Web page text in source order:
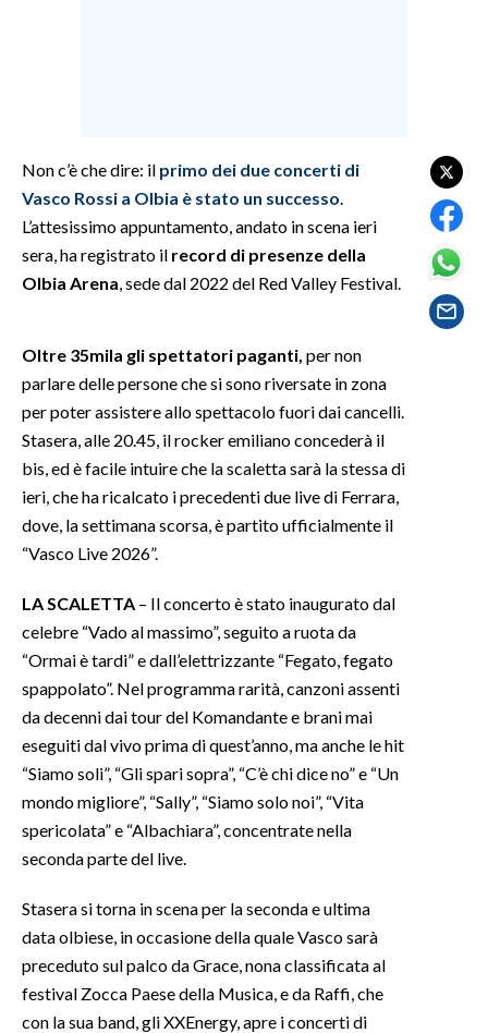
SPETTACOLI
GOSSIP
SALUTE
SARDI NEL MONDO
NOTIZIE
EVENTI
#CARAUNIONE
3 MINUTI CON
INSULARITÀ
INFO AZIENDE
ABBONATI
NECROLOGI
PUBBLICITÀ
SPIAGGE
STORE
Non c’è che dire: il primo dei due concerti di
Vasco Rossi a Olbia è stato un successo
L’attesissimo appuntamento, andato in scena ieri
sera, ha registrato il record di presenze della
Olbia Arena , sede dal 2022 del Red Valley Festival.
Oltre 35mila gli spettatori paganti, per non
parlare delle persone che si sono riversate in zona
per poter assistere allo spettacolo fuori dai cancelli.
Stasera, alle 20.45, il rocker emiliano concederà il
bis, ed è facile intuire che la scaletta sarà la stessa di
ieri, che ha ricalcato i precedenti due live di Ferrara,
dove, la settimana scorsa, è partito ufficialmente il
“Vasco Live 2026”.
LA SCALETTA – Il concerto è stato inaugurato dal
celebre “Vado al massimo”, seguito a ruota da
“Ormai è tardi” e dall’elettrizzante “Fegato, fegato
spappolato”. Nel programma rarità, canzoni assenti
da decenni dai tour del Komandante e brani mai
eseguiti dal vivo prima di quest’anno, ma anche le hit
“Siamo soli”, “Gli spari sopra”, “C’è chi dice no” e “Un
mondo migliore”, “Sally”, “Siamo solo noi”, “Vita
spericolata” e “Albachiara”, concentrate nella
seconda parte del live.
Stasera si torna in scena per la seconda e ultima
data olbiese, in occasione della quale Vasco sarà
preceduto sul palco da Grace, nona classificata al
festival Zocca Paese della Musica, e da Raffi, che
con la sua band, gli XXEnergy, apre i concerti di